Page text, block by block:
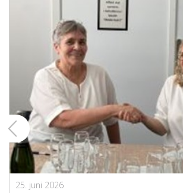
25. juni 2026